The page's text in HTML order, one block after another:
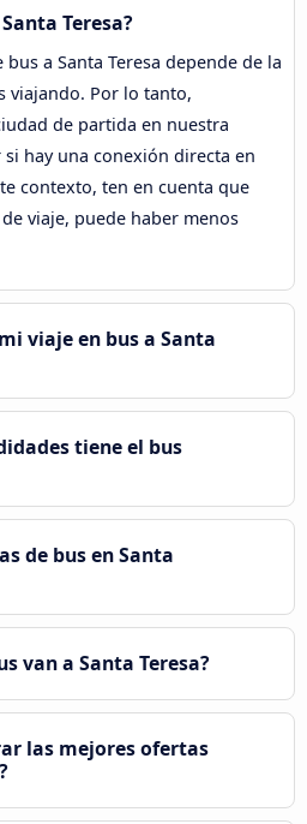
Teresa?
a Santa Teresa depende de la
viajando. Por lo tanto,
de partida en nuestra
hay una conexión directa en
contexto, ten en cuenta que
viaje, puede haber menos
viaje en bus a Santa
tiene el bus
de bus en Santa
van a Santa Teresa?
las mejores ofertas